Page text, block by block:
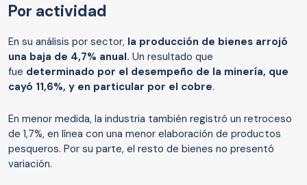
Por actividad
En su análisis por sector, la producción de bienes arrojó
una baja de 4,7% anual. Un resultado que
fue determinado por el desempeño de la minería, que
cayó 11,6%, y en particular por el cobre.
En menor medida, la industria también registró un retroceso
de 1,7%, en línea con una menor elaboración de productos
pesqueros. Por su parte, el resto de bienes no presentó
variación.